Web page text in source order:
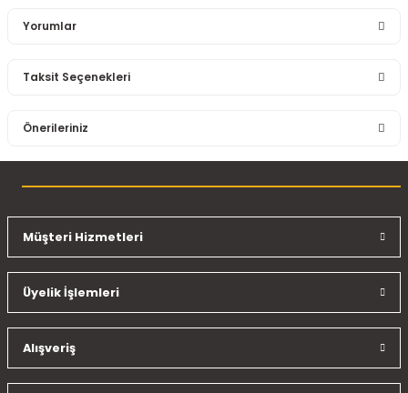
Yorumlar
Taksit Seçenekleri
Önerileriniz
konularda yetersiz gördüğünüz noktaları öneri formunu
Ürün resmi kalitesiz, bozuk veya görüntülenemiyor.
Ürün açıklamasında eksik bilgiler bulunuyor.
Ürün fiyatı diğer sitelerden daha pahalı.
Bu ürüne benzer farklı alternatifler olmalı.
Müşteri Hizmetleri
Üyelik İşlemleri
Alışveriş